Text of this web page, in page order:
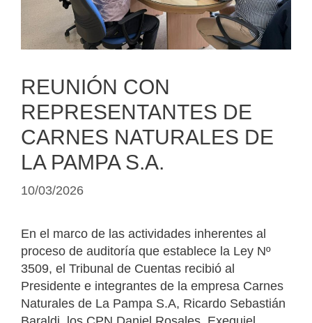
REUNIÓN CON
REPRESENTANTES DE
CARNES NATURALES DE
LA PAMPA S.A.
10/03/2026
En el marco de las actividades inherentes al
proceso de auditoría que establece la Ley Nº
3509, el Tribunal de Cuentas recibió al
Presidente e integrantes de la empresa Carnes
Naturales de La Pampa S.A, Ricardo Sebastián